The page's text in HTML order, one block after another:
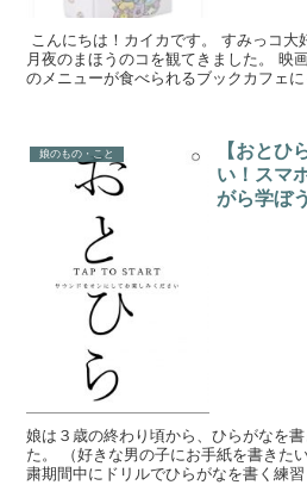
こんにちは！カイカです。 すみっコ大
月夜のまほうのコを観てきました。 映
のメニューが食べられるブックカフェ
娘のもの・こと
【おとひ
い！スマ
がら学ぼ
娘は３歳の終わり頃から、ひらがなを
た。 （好きな男の子にお手紙を書きた
粛期間中にドリルでひらがなを書く練